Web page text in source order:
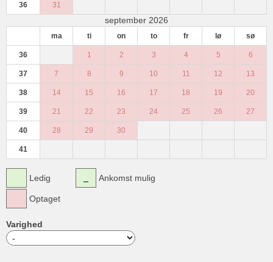
36 31
september 2026
ma ti on to fr lø sø
36 1 2 3 4 5 6
37 7 8 9 10 11 12 13
38 14 15 16 17 18 19 20
39 21 22 23 24 25 26 27
40 28 29 30
41
Ledig
Optaget
Ankomst mulig
Varighed